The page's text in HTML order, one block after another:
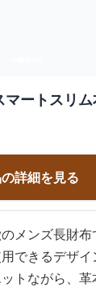
ートスリ
詳細を見る
メンズ長財
できるデザイ
トながら、